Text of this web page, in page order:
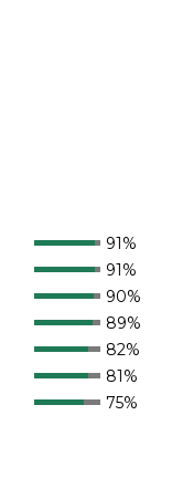
91%
91%
90%
89%
82%
81%
75%